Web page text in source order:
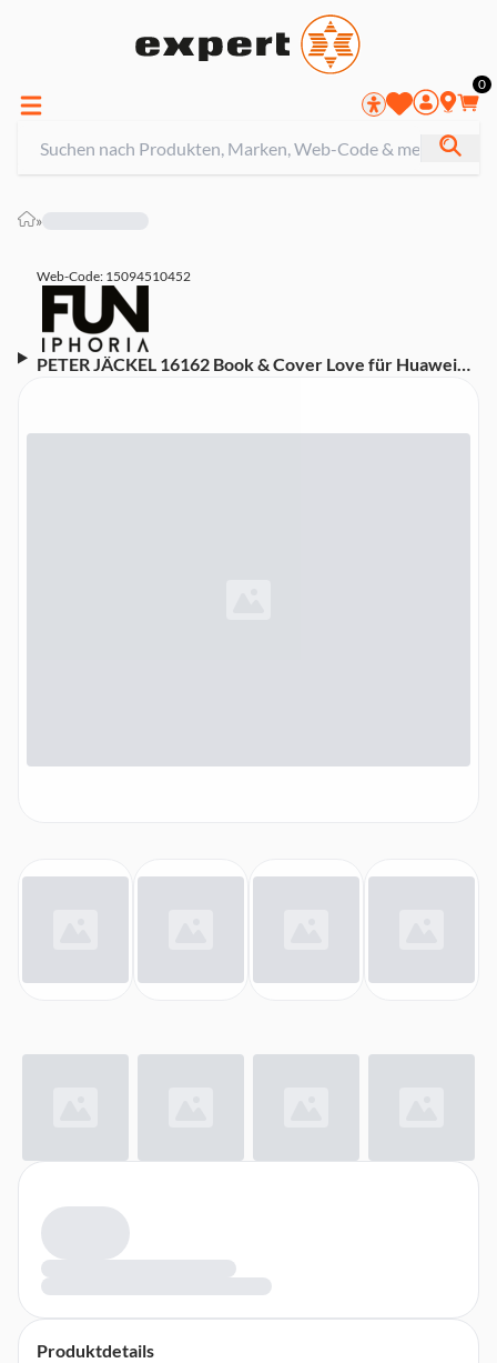
0
»
Web-Code: 15094510452
PETER JÄCKEL 16162 Book & Cover Love für Huawei
Produktdetails